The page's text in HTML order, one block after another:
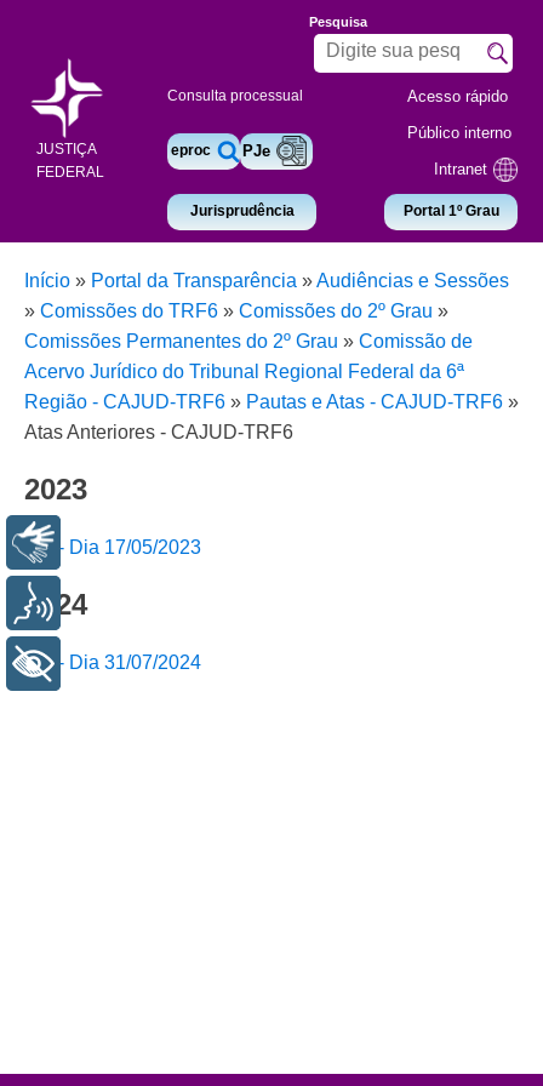
JUSTIÇA
FEDERAL
Consulta processual
eproc PJe
Jurisprudência
Pesquisa
Acesso rápido
Público interno
Intranet
Portal 1º Grau
Início » Portal da Transparência »Audiências e Sessões
» Comissões do TRF6 » Comissões do 2º Grau »
Comissões Permanentes do 2º Grau » Comissão de
Acervo Jurídico do Tribunal Regional Federal da 6ª
Região - CAJUD-TRF6 » Pautas e Atas - CAJUD-TRF6 »
Atas Anteriores - CAJUD-TRF6
2023
Ata - Dia 17/05/2023
2024
Ata - Dia 31/07/2024
Libras
Voz
+ Acessibilidade